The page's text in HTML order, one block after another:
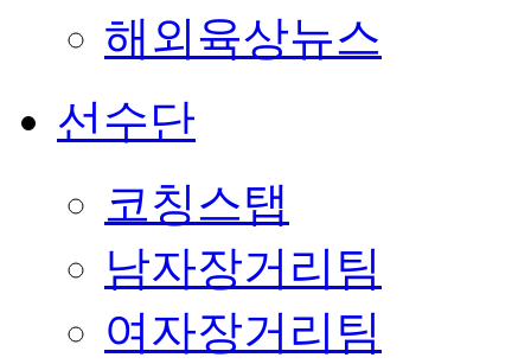
해외육상뉴스
선수단
코칭스탭
남자장거리팀
여자장거리팀